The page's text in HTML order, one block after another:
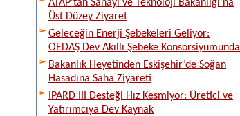
ATAP’tan Sanayi ve Teknoloji Bakanlığı’na
Üst Düzey Ziyaret
Geleceğin Enerji Şebekeleri Geliyor:
OEDAŞ Dev Akıllı Şebeke Konsorsiyumunda
Bakanlık Heyetinden Eskişehir’de Soğan
Hasadına Saha Ziyareti
IPARD III Desteği Hız Kesmiyor: Üretici ve
Yatırımcıya Dev Kaynak